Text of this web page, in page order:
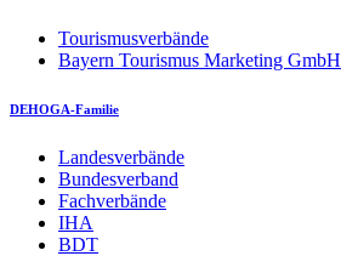
Tourismusverbände
Bayern Tourismus Marketing GmbH
DEHOGA-Familie
Landesverbände
Bundesverband
Fachverbände
IHA
BDT